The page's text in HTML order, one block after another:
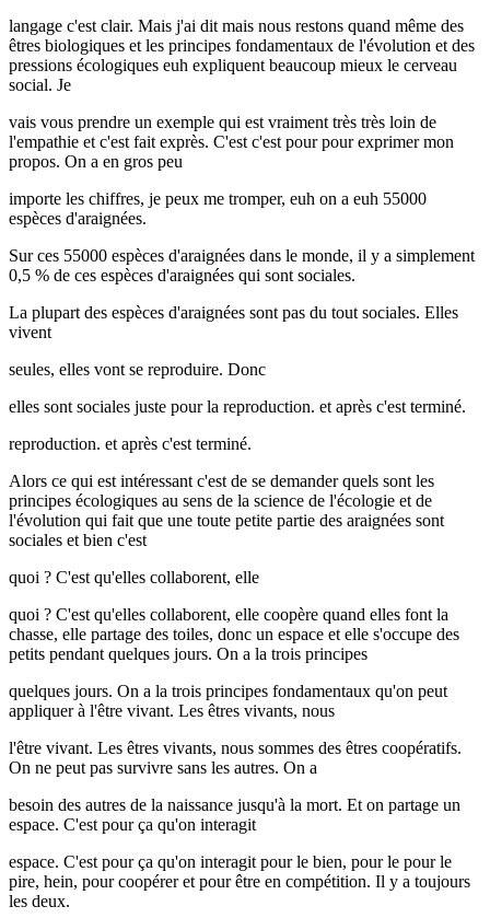
langage c'est clair. Mais j'ai dit mais nous restons quand même des
êtres biologiques et les principes fondamentaux de l'évolution et des
pressions écologiques euh expliquent beaucoup mieux le cerveau
social. Je
vais vous prendre un exemple qui est vraiment très très loin de
l'empathie et c'est fait exprès. C'est c'est pour pour exprimer mon
propos. On a en gros peu
importe les chiffres, je peux me tromper, euh on a euh 55000
espèces d'araignées.
Sur ces 55000 espèces d'araignées dans le monde, il y a simplement
0,5 % de ces espèces d'araignées qui sont sociales.
La plupart des espèces d'araignées sont pas du tout sociales. Elles
vivent
seules, elles vont se reproduire. Donc
elles sont sociales juste pour la reproduction. et après c'est terminé.
reproduction. et après c'est terminé.
Alors ce qui est intéressant c'est de se demander quels sont les
principes écologiques au sens de la science de l'écologie et de
l'évolution qui fait que une toute petite partie des araignées sont
sociales et bien c'est
quoi ? C'est qu'elles collaborent, elle
quoi ? C'est qu'elles collaborent, elle coopère quand elles font la
chasse, elle partage des toiles, donc un espace et elle s'occupe des
petits pendant quelques jours. On a la trois principes
quelques jours. On a la trois principes fondamentaux qu'on peut
appliquer à l'être vivant. Les êtres vivants, nous
l'être vivant. Les êtres vivants, nous sommes des êtres coopératifs.
On ne peut pas survivre sans les autres. On a
besoin des autres de la naissance jusqu'à la mort. Et on partage un
espace. C'est pour ça qu'on interagit
espace. C'est pour ça qu'on interagit pour le bien, pour le pour le
pire, hein, pour coopérer et pour être en compétition. Il y a toujours
les deux.